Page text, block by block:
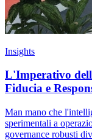
Insights
L'Imperativo
Fiducia e
Man mano che
sperimentali a
governance robusti